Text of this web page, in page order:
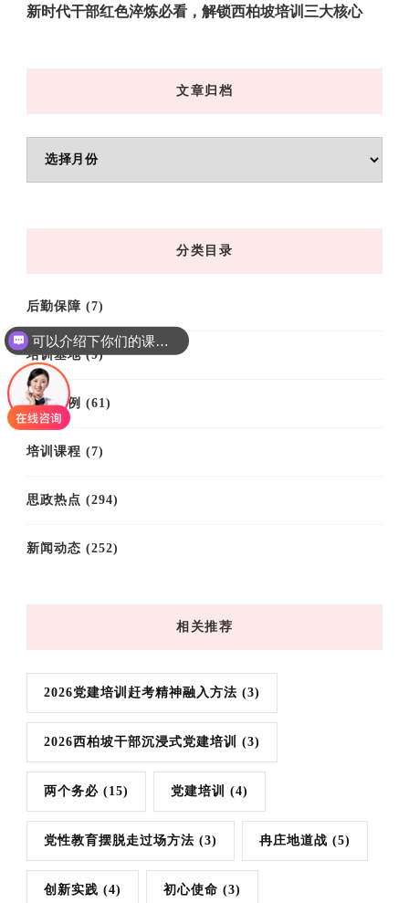
新时代干部红色淬炼必看，解锁西柏坡培训三大核心
文章归档
章
分类目录
后勤保障 (7)
培训基地(9)
培训案例 (61)
培训课程 (7)
思政热点 (294)
新闻动态 (252)
相关推荐
2026党建培训赶考精神融入方法 (3)
2026西柏坡干部沉浸式党建培训 (3)
两个务必 (15) 党建培训 (4)
党性教育摆脱走过场方法 (3) 冉庄地道战 (5)
创新实践 (4) 初心使命 (3)